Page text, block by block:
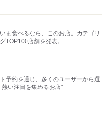
ま食べるなら、このお店。カテゴリ
TOP100店舗を発表。
予約を通じ、多くのユーザーから選
熱い注目を集めるお店"